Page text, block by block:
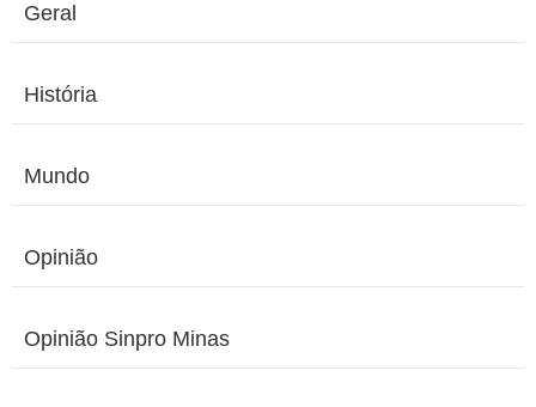
Geral
História
Mundo
Opinião
Opinião Sinpro Minas